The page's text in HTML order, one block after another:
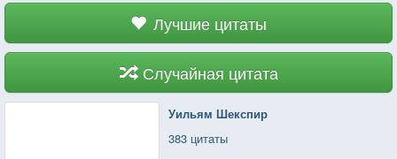
Лучшие цитаты
Случайная цитата
Уильям Шекспир
383 цитаты